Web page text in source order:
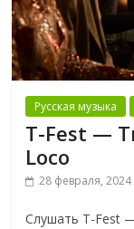
Русская музыка
T-Fest —
Loco
28 февраля, 2024
Слушать T-Fest